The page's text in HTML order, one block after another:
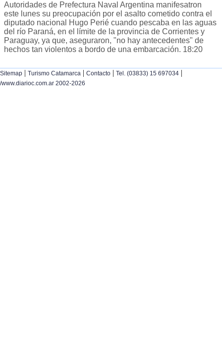
Autoridades de Prefectura Naval Argentina manifesatron
este lunes su preocupación por el asalto cometido contra el
diputado nacional Hugo Perié cuando pescaba en las aguas
del río Paraná, en el límite de la provincia de Corrientes y
Paraguay, ya que, aseguraron, "no hay antecedentes" de
hechos tan violentos a bordo de una embarcación. 18:20
Sitemap | Turismo Catamarca | Contacto | Tel. (03833) 15 697034 |
/www.diarioc.com.ar 2002-2026